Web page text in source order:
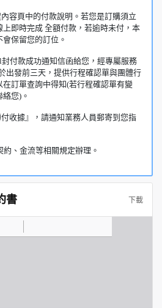
容頁中的付款說明。若您是訂購須立
上即時完成 全額付款，若逾時未付，本
保留您的訂位。
付款成功通知信函給您，經專屬服務
出發前三天，提供行程確認單與團體行
訂單查詢中得知(若行程確認單有變
您)。
收據』，請通知業務人員郵寄到您指
、金流等相關規定辦理。
書 下載